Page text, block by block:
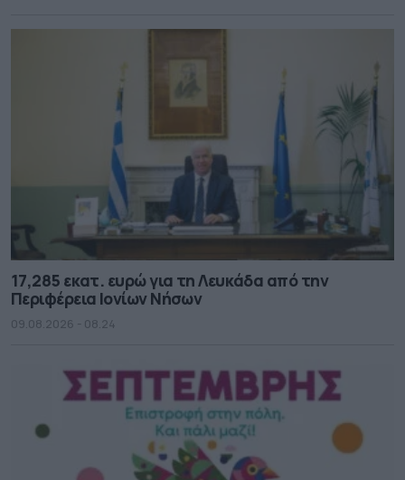
17,285 εκατ. ευρώ για τη Λευκάδα από την
Περιφέρεια Ιονίων Νήσων
09.08.2026 - 08.24